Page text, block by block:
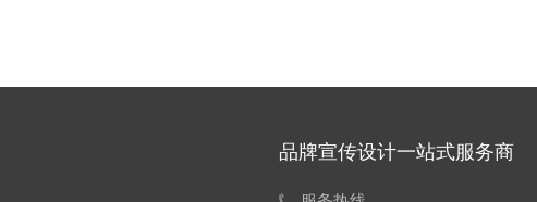
品牌宣传设计一站式服务商